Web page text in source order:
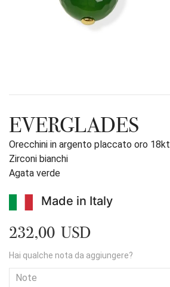
EVERGLADES
Orecchini in argento placcato oro 18kt
Zirconi bianchi
Agata verde
Made in Italy
232,00 USD
Hai qualche nota da aggiungere?